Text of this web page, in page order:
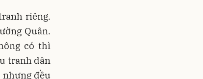
riêng.
Quân.
có thì
tranh dân
nhưng đều